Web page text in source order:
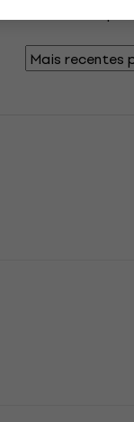
verificados que